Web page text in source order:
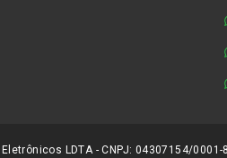
LDTA - CNPJ: 04307154/0001-